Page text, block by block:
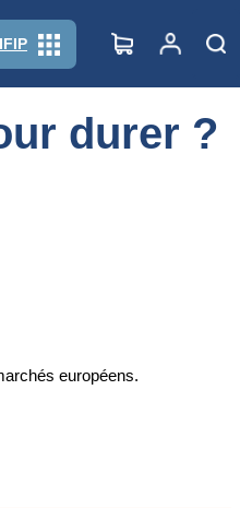
durer ?
européens.